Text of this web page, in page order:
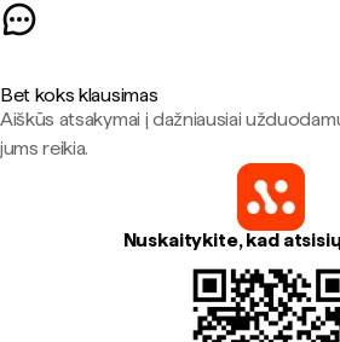
Bet koks klausimas
Aiškūs atsakymai į dažniausiai
jums reikia.
Nuskaitykite, kad